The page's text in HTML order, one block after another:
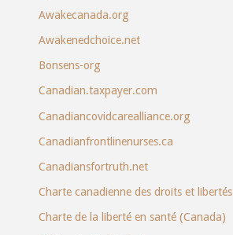
Awakecanada.org
Awakenedchoice.net
Bonsens-org
Canadian.taxpayer.com
Canadiancovidcarealliance.org
Canadianfrontlinenurses.ca
Canadiansfortruth.net
Charte canadienne des droits et libertés
Charte de la liberté en santé (Canada)